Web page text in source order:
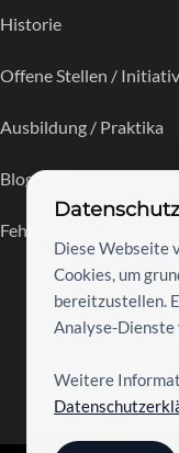
Historie
Offene Stellen /
Ausbildung / Praktika
Blog
Fehlverhalten melden
Diese Webseite
Cookies, um
bereitzustellen.
Analyse-
Weitere